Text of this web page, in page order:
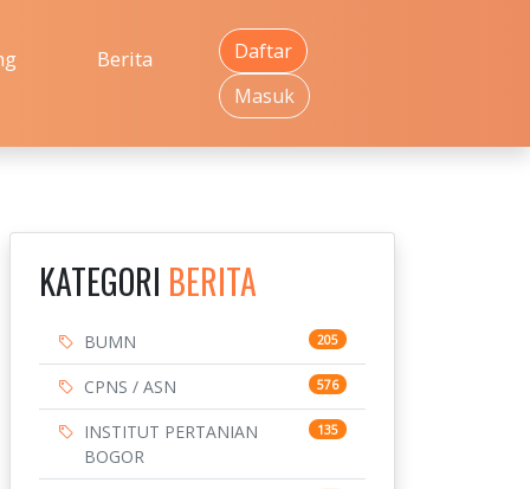
Berita
Daftar
Masuk
KATEGORI BERITA
BUMN 205
CPNS / ASN 576
INSTITUT PERTANIAN
BOGOR
135